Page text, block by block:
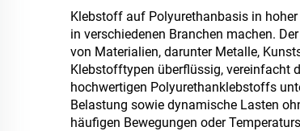
außenliegende
Fahrbahnen
Klebstoff auf Polyurethanbasis in
in verschiedenen Branchen machen.
von Materialien, darunter Metalle,
Klebstofftypen überflüssig, vereinfacht
hochwertigen Polyurethanklebstoffs
Belastung sowie dynamische Lasten
häufigen Bewegungen oder